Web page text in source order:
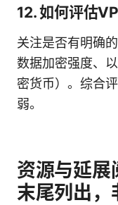
12. 如何评估
关注是否有明确
数据加密强度、
密货币）。综合
弱。
资源与延
末尾列出，